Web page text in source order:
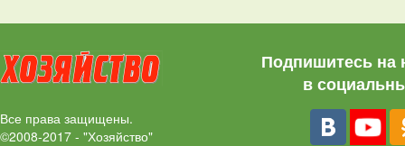
Все права защищены.
©2008-2017 - "Хозяйство"
Подпишитесь на
в